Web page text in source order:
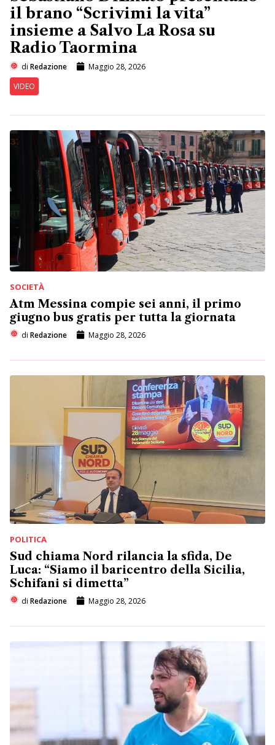
il brano “Scrivimi la vita”
insieme a Salvo La Rosa su
Radio Taormina
di Redazione
Maggio 28, 2026
VIDEO
SOCIETÀ
Atm Messina compie sei anni, il primo
giugno bus gratis per tutta la giornata
di Redazione Maggio 28, 2026
POLITICA
Sud chiama Nord rilancia la sfida, De
Luca: “Siamo il baricentro della Sicilia,
Schifani si dimetta”
di Redazione Maggio 28, 2026